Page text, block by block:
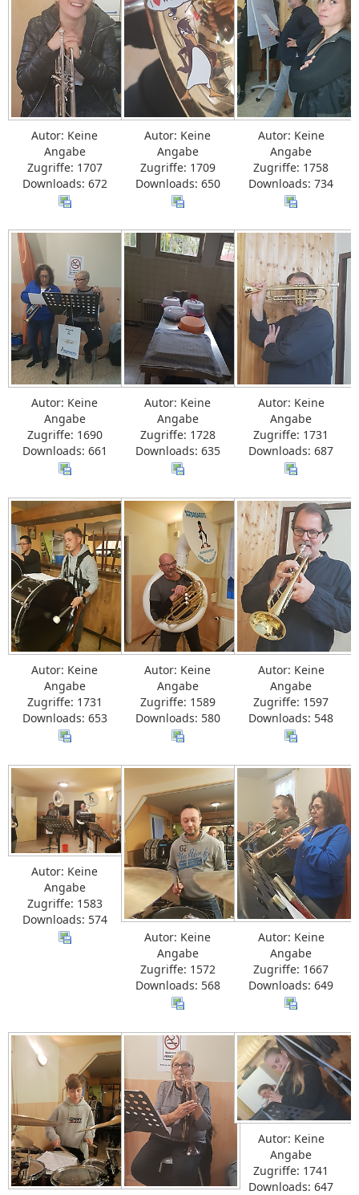
Autor: Keine
Angabe
Zugriffe: 1707
Downloads: 672
Autor: Keine
Angabe
Zugriffe: 1709
Downloads: 650
Autor: Keine
Angabe
Zugriffe: 1758
Downloads: 734
Autor: Keine
Angabe
Zugriffe: 1690
Downloads: 661
Autor: Keine
Angabe
Zugriffe: 1728
Downloads: 635
Autor: Keine
Angabe
Zugriffe: 1731
Downloads: 687
Autor: Keine
Angabe
Zugriffe: 1731
Downloads: 653
Autor: Keine
Angabe
Zugriffe: 1589
Downloads: 580
Autor: Keine
Angabe
Zugriffe: 1597
Downloads: 548
Autor: Keine
Angabe
Zugriffe: 1583
Downloads: 574
Autor: Keine
Angabe
Zugriffe: 1572
Downloads: 568
Autor: Keine
Angabe
Zugriffe: 1667
Downloads: 649
Autor: Keine
Angabe
Zugriffe: 1741
Downloads: 647